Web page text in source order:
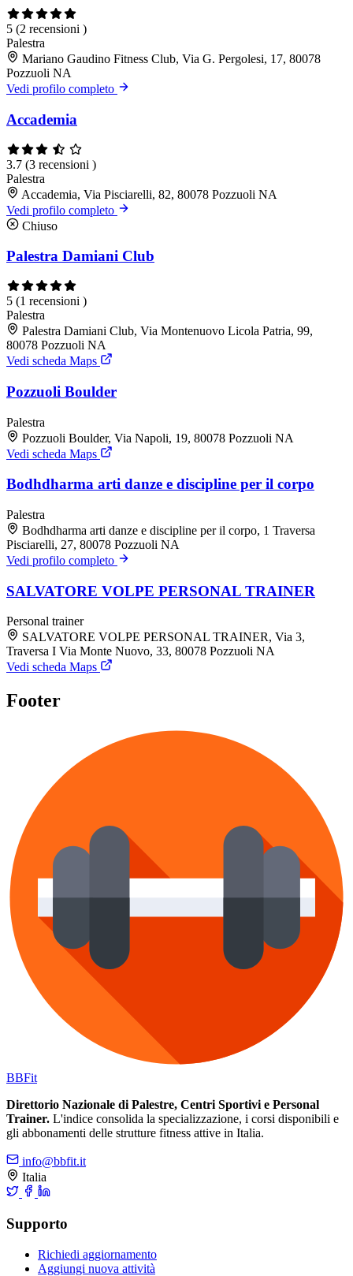
5 (2 recensioni )
Palestra
Mariano Gaudino Fitness Club, Via G. Pergolesi, 17, 80078
Pozzuoli NA
Vedi profilo completo
Accademia
3.7 (3 recensioni )
Palestra
Accademia, Via Pisciarelli, 82, 80078 Pozzuoli NA
Vedi profilo completo
Chiuso
Palestra Damiani Club
5 (1 recensioni )
Palestra
Palestra Damiani Club, Via Montenuovo Licola Patria, 99,
80078 Pozzuoli NA
Vedi scheda Maps
Pozzuoli Boulder
Palestra
Pozzuoli Boulder, Via Napoli, 19, 80078 Pozzuoli NA
Vedi scheda Maps
Bodhdharma arti danze e discipline per il corpo
Palestra
Bodhdharma arti danze e discipline per il corpo, 1 Traversa
Pisciarelli, 27, 80078 Pozzuoli NA
Vedi profilo completo
SALVATORE VOLPE PERSONAL TRAINER
Personal trainer
SALVATORE VOLPE PERSONAL TRAINER, Via 3,
Traversa I Via Monte Nuovo, 33, 80078 Pozzuoli NA
Vedi scheda Maps
Footer
BBFit
Direttorio Nazionale di Palestre, Centri Sportivi e Personal
Trainer. L'indice consolida la specializzazione, i corsi disponibili e
gli abbonamenti delle strutture fitness attive in Italia.
info@bbfit.it
Italia
Supporto
Richiedi aggiornamento
Aggiungi nuova attività